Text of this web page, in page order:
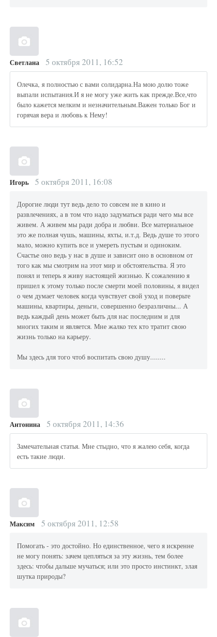
Светлана 5 октября 2011, 16:52
Олечка, я полностью с вами солидарна.На мою долю тоже
выпали испытания.И я не могу уже жить как прежде.Все,что
было кажется мелким и незначительным.Важен только Бог и
горячая вера и любовь к Нему!
Игорь 5 октября 2011, 16:08
Дорогие люди тут ведь дело то совсем не в кино и
развлечениях, а в том что надо задуматься ради чего мы все
живем. А живем мы ради добра и любви. Все материальное
это же полная чушь, машины, яхты, и.т.д. Ведь душе то этого
мало, можно купить все и умереть пустым и одиноким.
Счастье оно ведь у нас в душе и зависит оно в основном от
того как мы смотрим на этот мир и обстоятельства. Я это
понял и теперь я живу настоящей жизнью. К сожалению я
пришел к этому только после смерти моей половины, я видел
о чем думает человек когда чувствует свой уход и поверьте
машины, квартиры, деньги, совершенно безразличны... А
ведь каждый день может быть для нас последним и для
многих таким и является. Мне жалко тех кто тратит свою
жизнь только на карьеру.
Мы здесь для того чтоб воспитать свою душу........
Антонина 5 октября 2011, 14:36
Замечательная статья. Мне стыдно, что я жалею себя, когда
есть такие люди.
Максим 5 октября 2011, 12:58
Помогать - это достойно. Но единственное, чего я искренне
не могу понять: зачем цепляться за эту жизнь, тем более
здесь: чтобы дальше мучаться; или это просто инстинкт, злая
шутка природы?